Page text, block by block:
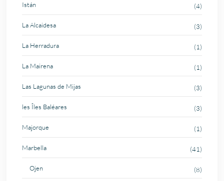
Istán (4)
La Alcaidesa (3)
La Herradura (1)
La Mairena (1)
Las Lagunas de Mijas (3)
les Îles Baléares (3)
Majorque (1)
Marbella (41)
Ojen (8)